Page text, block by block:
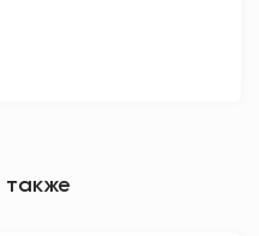
также